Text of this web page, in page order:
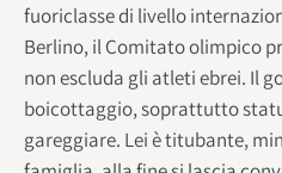
fuoriclasse di livello
Berlino, il Comitato olimpico
non escluda gli atleti ebrei. Il
boicottaggio, soprattutto
gareggiare. Lei è titubante,